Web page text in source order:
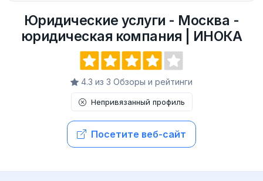
Юридические услуги - Москва -
юридическая компания | ИНОКА
4.3 из 3 Обзоры и рейтинги
Непривязанный профиль
Посетите веб-сайт